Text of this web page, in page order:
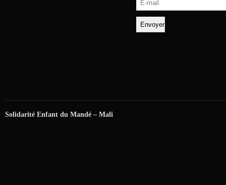
Solidarité Enfant du Mandé – Mali